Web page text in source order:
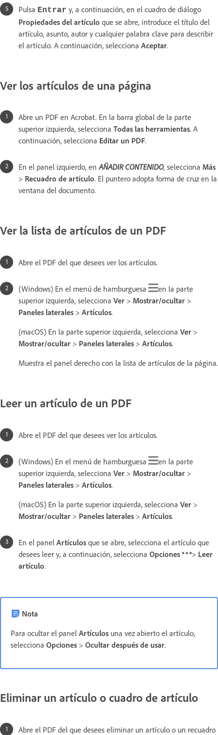
Pulsa Entrar y, a continuación, en el cuadro de diálogo
Propiedades del artículo que se abre, introduce el título del
artículo, asunto, autor y cualquier palabra clave para describir
el artículo. A continuación, selecciona Aceptar.
Ver los artículos de una página
Abre un PDF en Acrobat. En la barra global de la parte
superior izquierda, selecciona Todas las herramientas. A
continuación, selecciona Editar un PDF.
En el panel izquierdo, enAÑADIR CONTENIDO, selecciona Más
> Recuadro de artículo. El puntero adopta forma de cruz en la
ventana del documento.
Ver la lista de artículos de un PDF
Abre el PDF del que desees ver los artículos.
(Windows) En el menú de hamburguesa
en la parte
superior izquierda, selecciona Ver > Mostrar/ocultar >
Paneles laterales > Artículos.
(macOS) En la parte superior izquierda, selecciona Ver >
Mostrar/ocultar > Paneles laterales > Artículos.
Muestra el panel derecho con la lista de artículos de la página.
Leer un artículo de un PDF
Abre el PDF del que desees ver los artículos.
(Windows) En el menú de hamburguesa
en la parte
superior izquierda, selecciona Ver > Mostrar/ocultar >
Paneles laterales > Artículos.
(macOS) En la parte superior izquierda, selecciona Ver >
Mostrar/ocultar > Paneles laterales > Artículos.
En el panel Artículos que se abre, selecciona el artículo que
desees leer y, a continuación, selecciona Opciones > Leer
artículo.
Nota
Para ocultar el panel Artículos una vez abierto el artículo,
selecciona Opciones > Ocultar después de usar.
Eliminar un artículo o cuadro de artículo
Abre el PDF del que desees eliminar un artículo o un recuadro